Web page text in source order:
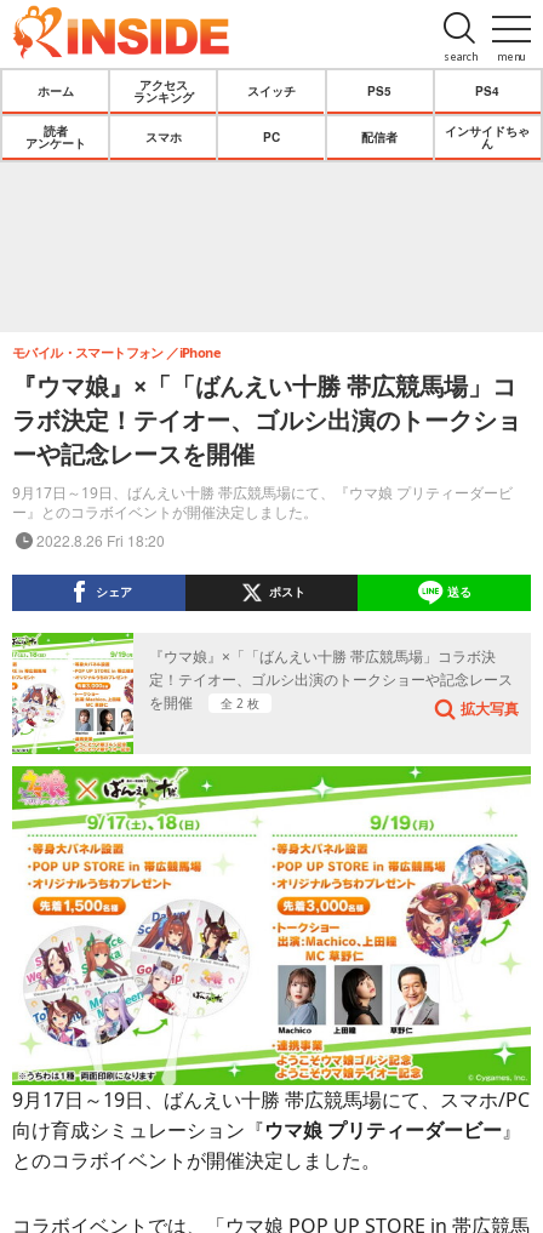
menu
search
ホーム
アクセス
ランキング
スイッチ PS5 PS4
読者
アンケート
スマホ PC 配信者
インサイドちゃ
ん
『ウマ娘』×「「ばんえい十勝 帯広競馬場」コ
ラボ決定！テイオー、ゴルシ出演のトークショ
ーや記念レースを開催
9月17日～19日、ばんえい十勝 帯広競馬場にて、『ウマ娘 プリティーダービ
ー』とのコラボイベントが開催決定しました。
モバイル・スマートフォン iPhone
2022.8.26 Fri 18:20
シェア ポスト 送る
『ウマ娘』×「「ばんえい十勝 帯広競馬場」コラボ決
定！テイオー、ゴルシ出演のトークショーや記念レース
を開催
全 2 枚 拡大写真
9月17日～19日、ばんえい十勝 帯広競馬場にて、スマホ/PC
向け育成シミュレーション『ウマ娘 プリティーダービー』
とのコラボイベントが開催決定しました。
コラボイベントでは、「ウマ娘 POP UP STORE in 帯広競馬